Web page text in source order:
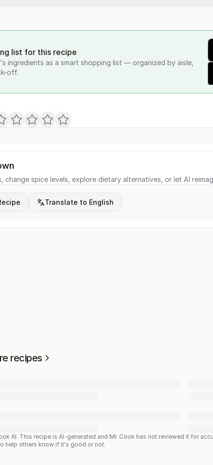
list for this recipe
ingredients as a smart shopping list — organized by aisle,
off.
change spice levels, explore dietary alternatives, or let AI
Translate to English
recipes
AI. This recipe is AI-generated and Mr. Cook has not reviewed it for
help others know if it's good or not.